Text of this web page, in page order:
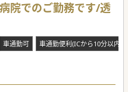
院でのご勤務です/透
車通勤可 車通勤便利(ICから10分以内)